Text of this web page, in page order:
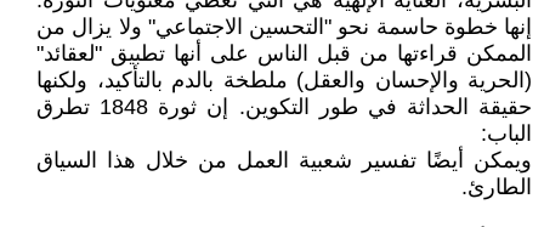
إنها خطوة حاسمة نحو "التحسين الاجتماعي" ولا يزال من
الممكن قراءتها من قبل الناس على أنها تطبيق "لعقائد"
(الحرية والإحسان والعقل) ملطخة بالدم بالتأكيد، ولكنها
حقيقة الحداثة في طور التكوين. إن ثورة 1848 تطرق
الباب:
ويمكن أيضًا تفسير شعبية العمل من خلال هذا السياق
الطارئ.